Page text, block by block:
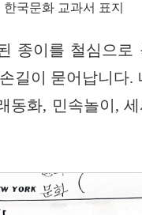
국문화 교과서 표지
종이를 철심으
길이 묻어납니다
동화, 민속놀이,